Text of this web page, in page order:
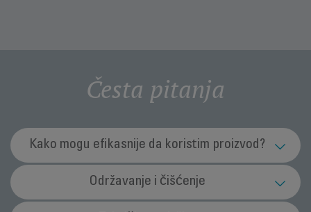
Česta pitanja
Kako mogu efikasnije da koristim proizvod?
Da li u rezervoar sme da se sipa deterdžent?
Ne, ne smete u rezervoar sipati deterdžent.
Održavanje i čišćenje